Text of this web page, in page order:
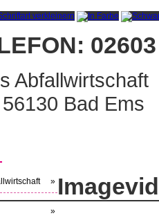
Abfallwirtschaft
Bad Ems
»
»